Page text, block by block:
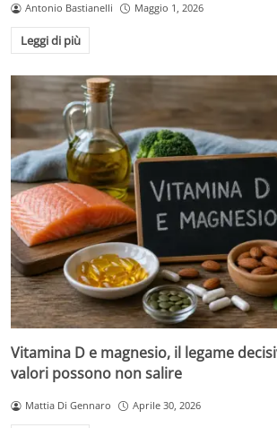
Antonio Bastianelli Maggio 1, 2026
Leggi di più
Vitamina D e magnesio, il legame
valori possono non salire
Mattia Di Gennaro Aprile 30, 2026